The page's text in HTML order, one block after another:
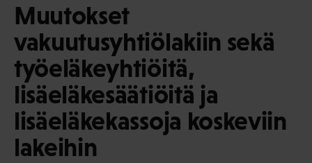
Muutokset
vakuutusyhtiölakiin sekä
työeläkeyhtiöitä,
lisäeläkesäätiöitä ja
lisäeläkekassoja koskeviin
lakeihin